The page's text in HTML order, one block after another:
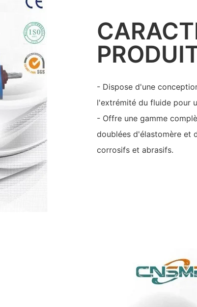
- Dispose d'une
l'extrémité du fluide pour
- Offre une gamme
doublées d'élastomère et
corrosifs et abrasifs.